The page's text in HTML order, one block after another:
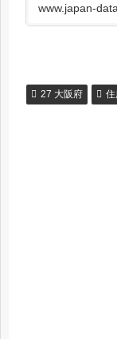
www.japan-
27 大阪府 住